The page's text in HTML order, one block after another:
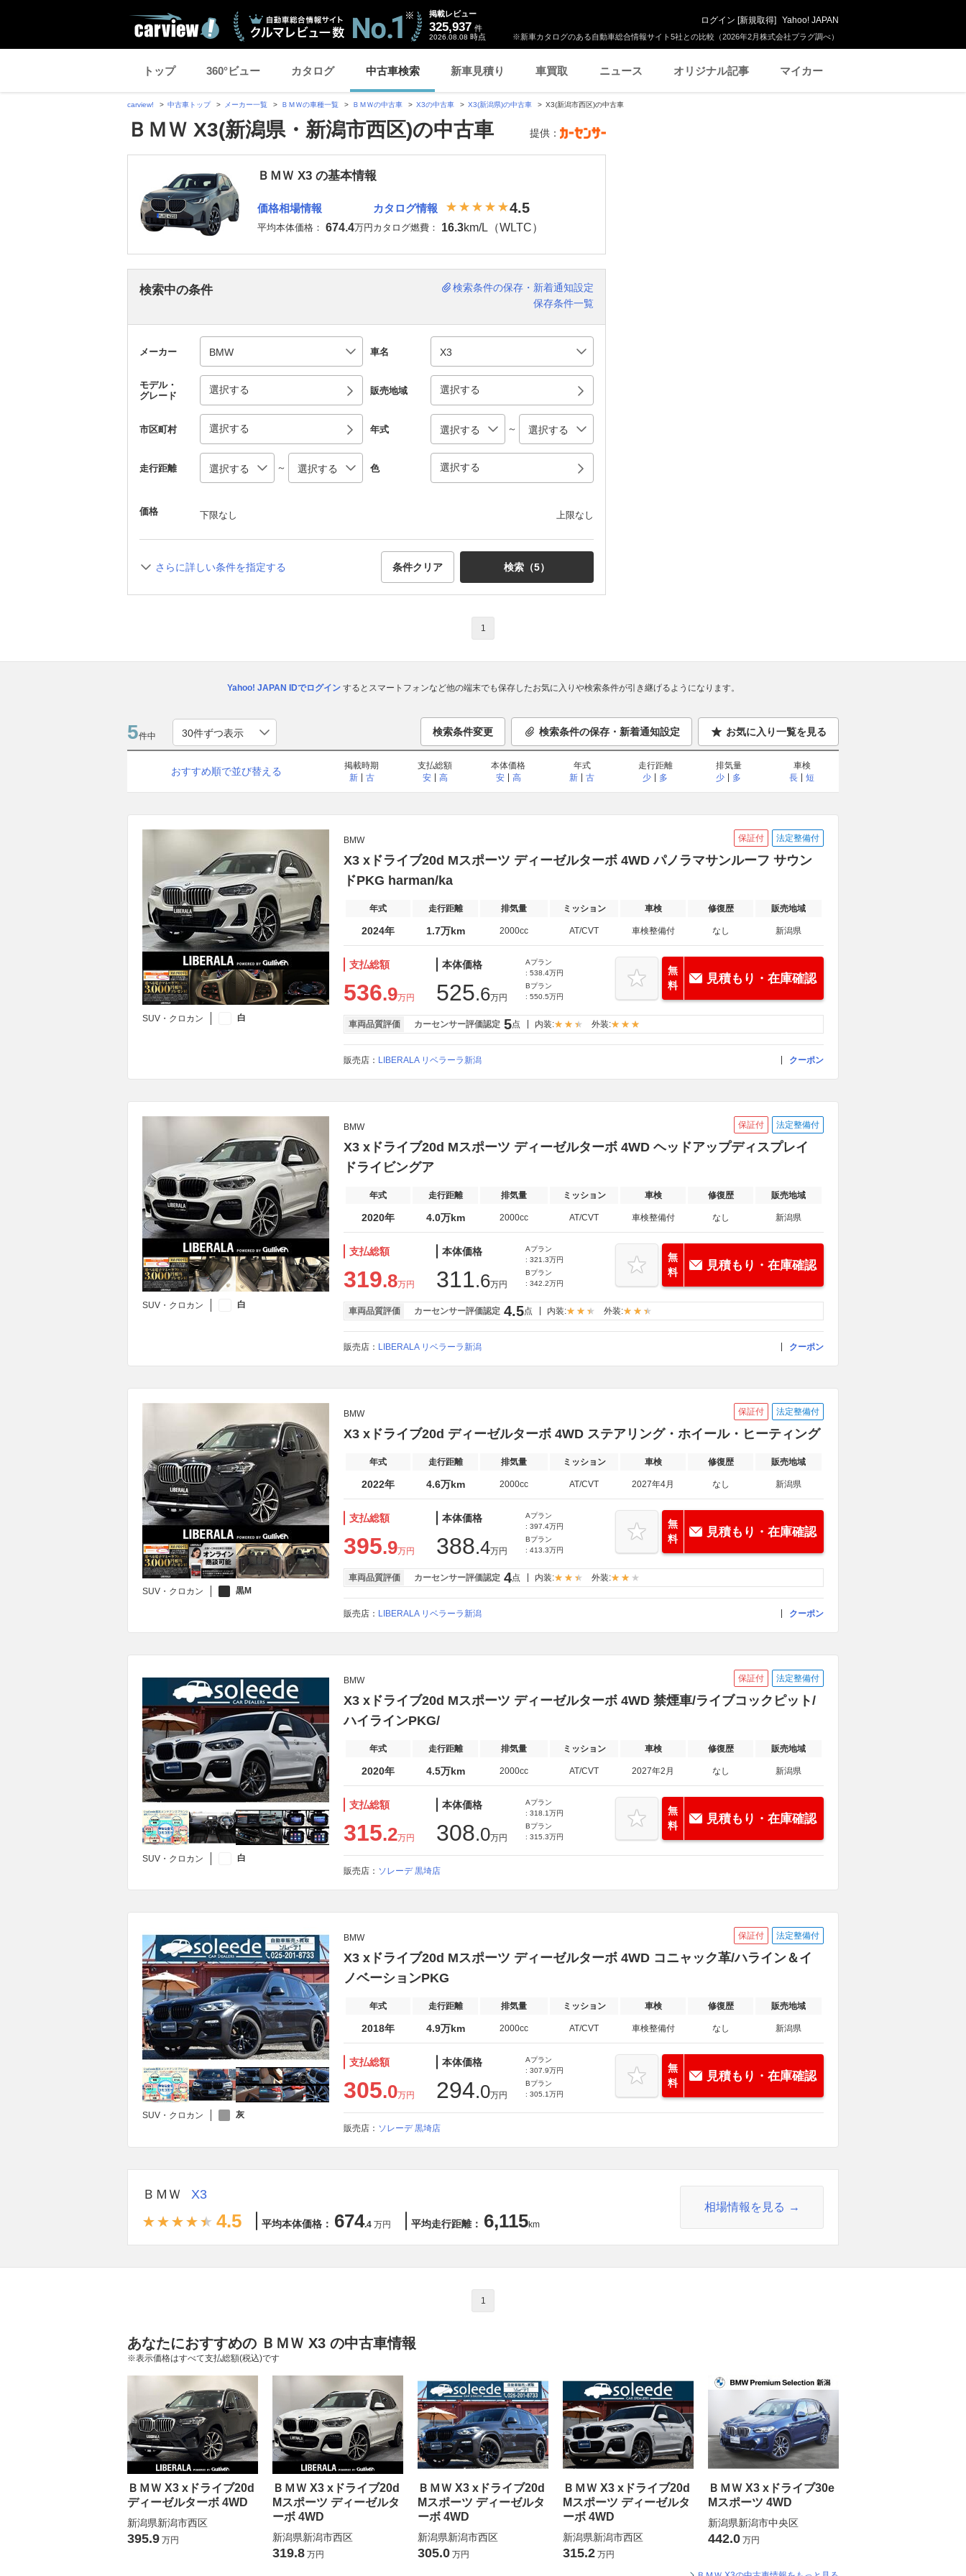
※新車カタログのある自動車総合情報サイト5社との比較（2026年2月株式会社プラグ調べ）
掲載レビュー
325,937 件
2026.08.08 時点
ログイン [新規取得] Yahoo! JAPAN
トップ 360°ビュー カタログ 中古車検索 新車見積り 車買取 ニュース オリジナル記事 マイカー
carview! 中古車トップ メーカー一覧 ＢＭＷの車種一覧 ＢＭＷの中古車 X3の中古車 X3(新潟県)の中古車 X3(新潟市西区)の中古車
ＢＭＷ X3(新潟県・新潟市西区)の中古車 提供：
ＢＭＷ X3 の基本情報
価格相場情報
平均本体価格： 674.4万円
カタログ情報 4.5
カタログ燃費： 16.3km/L（WLTC）
検索中の条件
検索条件の保存・新着通知設定
保存条件一覧
メーカー 車名
モデル・
グレード
選択する 販売地域 選択する
市区町村 選択する 年式 ～
走行距離 ～ 色 選択する
価格 下限なし 上限なし
さらに詳しい条件を指定する 条件クリア 検索（5）
1
Yahoo! JAPAN IDでログインするとスマートフォンなど他の端末でも保存したお気に入りや検索条件が引き継げるようになります。
5件中 検索条件変更 検索条件の保存・新着通知設定 お気に入り一覧を見る
おすすめ順で並び替える
掲載時期
新
古
支払総額
安
高
本体価格
安
高
年式
新
古
走行距離
少
多
排気量
少
多
車検
長
短
SUV・クロカン 白
BMW 保証付 法定整備付
X3 xドライブ20d Mスポーツ ディーゼルターボ 4WD パノラマサンルーフ サウン
ドPKG harman/ka
年式 走行距離 排気量 ミッション 車検 修復歴 販売地域
2024年 1.7万km 2000cc AT/CVT 車検整備付 なし 新潟県
支払総額
536.9万円
本体価格
525.6万円
Aプラン
: 538.4万円
Bプラン
: 550.5万円
無
料
見積もり・在庫確認
車両品質評価 カーセンサー評価認定 5点 内装: 外装:
販売店： LIBERALA リベラーラ新潟 クーポン
SUV・クロカン 白
BMW 保証付 法定整備付
X3 xドライブ20d Mスポーツ ディーゼルターボ 4WD ヘッドアップディスプレイ
ドライビングア
年式 走行距離 排気量 ミッション 車検 修復歴 販売地域
2020年 4.0万km 2000cc AT/CVT 車検整備付 なし 新潟県
支払総額
319.8万円
本体価格
311.6万円
Aプラン
: 321.3万円
Bプラン
: 342.2万円
無
料
見積もり・在庫確認
車両品質評価 カーセンサー評価認定 4.5点 内装: 外装:
販売店： LIBERALA リベラーラ新潟 クーポン
SUV・クロカン 黒M
BMW 保証付 法定整備付
X3 xドライブ20d ディーゼルターボ 4WD ステアリング・ホイール・ヒーティング
年式 走行距離 排気量 ミッション 車検 修復歴 販売地域
2022年 4.6万km 2000cc AT/CVT 2027年4月 なし 新潟県
支払総額
395.9万円
本体価格
388.4万円
Aプラン
: 397.4万円
Bプラン
: 413.3万円
無
料
見積もり・在庫確認
車両品質評価 カーセンサー評価認定 4点 内装: 外装:
販売店： LIBERALA リベラーラ新潟 クーポン
SUV・クロカン 白
BMW 保証付 法定整備付
X3 xドライブ20d Mスポーツ ディーゼルターボ 4WD 禁煙車/ライブコックピット/
ハイラインPKG/
年式 走行距離 排気量 ミッション 車検 修復歴 販売地域
2020年 4.5万km 2000cc AT/CVT 2027年2月 なし 新潟県
支払総額
315.2万円
本体価格
308.0万円
Aプラン
: 318.1万円
Bプラン
: 315.3万円
無
料
見積もり・在庫確認
販売店： ソレーデ 黒埼店
SUV・クロカン 灰
BMW 保証付 法定整備付
X3 xドライブ20d Mスポーツ ディーゼルターボ 4WD コニャック革/ハライン＆イ
ノベーションPKG
年式 走行距離 排気量 ミッション 車検 修復歴 販売地域
2018年 4.9万km 2000cc AT/CVT 車検整備付 なし 新潟県
支払総額
305.0万円
本体価格
294.0万円
Aプラン
: 307.9万円
Bプラン
: 305.1万円
無
料
見積もり・在庫確認
販売店： ソレーデ 黒埼店
ＢＭＷ X3
4.5 平均本体価格： 674.4 万円 平均走行距離： 6,115km
相場情報を見る
1
あなたにおすすめの ＢＭＷ X3 の中古車情報
※表示価格はすべて支払総額(税込)です
ＢＭＷ X3 xドライブ20d
ディーゼルターボ 4WD
新潟県新潟市西区
395.9 万円
ＢＭＷ X3 xドライブ20d
Mスポーツ ディーゼルタ
ーボ 4WD
新潟県新潟市西区
319.8 万円
ＢＭＷ X3 xドライブ20d
Mスポーツ ディーゼルタ
ーボ 4WD
新潟県新潟市西区
305.0 万円
ＢＭＷ X3 xドライブ20d
Mスポーツ ディーゼルタ
ーボ 4WD
新潟県新潟市西区
315.2 万円
ＢＭＷ X3 xドライブ30e
Mスポーツ 4WD
新潟県新潟市中央区
442.0 万円